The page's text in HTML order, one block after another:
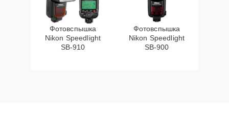
Фотовспышка
Nikon Speedlight
SB-910
Фотовспышка
Nikon Speedlight
SB-900